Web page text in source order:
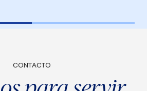
CONTACTO